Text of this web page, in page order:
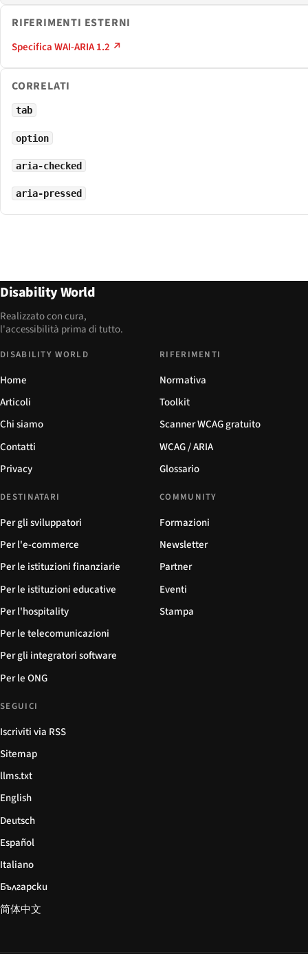
RIFERIMENTI ESTERNI
Specifica WAI-ARIA 1.2 ↗
CORRELATI
tab
option
aria-checked
aria-pressed
Disability World
Realizzato con cura,
l'accessibilità prima di tutto.
DISABILITY WORLD
Home
Articoli
Chi siamo
Contatti
Privacy
RIFERIMENTI
Normativa
Toolkit
Scanner WCAG gratuito
WCAG / ARIA
Glossario
DESTINATARI
Per gli sviluppatori
Per l'e-commerce
Per le istituzioni finanziarie
Per le istituzioni educative
Per l'hospitality
Per le telecomunicazioni
Per gli integratori software
Per le ONG
COMMUNITY
Formazioni
Newsletter
Partner
Eventi
Stampa
SEGUICI
Iscriviti via RSS
Sitemap
llms.txt
English
Deutsch
Español
Italiano
Български
简体中文